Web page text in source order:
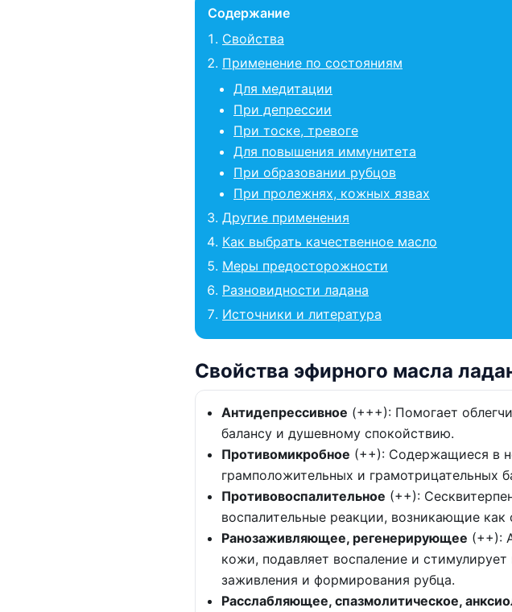
Содержание
Свойства
Применение по состояниям
Для медитации
При депрессии
При тоске, тревоге
Для повышения иммунитета
При образовании рубцов
При пролежнях, кожных язвах
Другие применения
Как выбрать качественное масло
Меры предосторожности
Разновидности ладана
Источники и литература
Свойства эфирного масла
Антидепрессивное (+++): Помогает
балансу и душевному спокойствию.
Противомикробное (++): Содержащиеся в
грамположительных и грамотрицательных
Противовоспалительное (++):
воспалительные реакции, возникающие
Ранозаживляющее, регенерирующее (++):
кожи, подавляет воспаление и
заживления и формирования рубца.
Расслабляющее, спазмолитическое,